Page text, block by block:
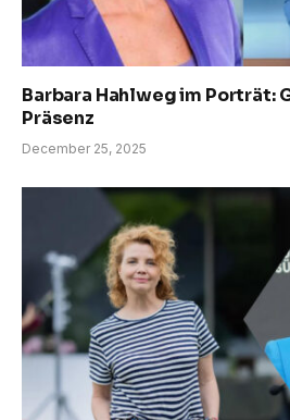
Barbara Hahlweg im Porträt:
Präsenz
December 25, 2025